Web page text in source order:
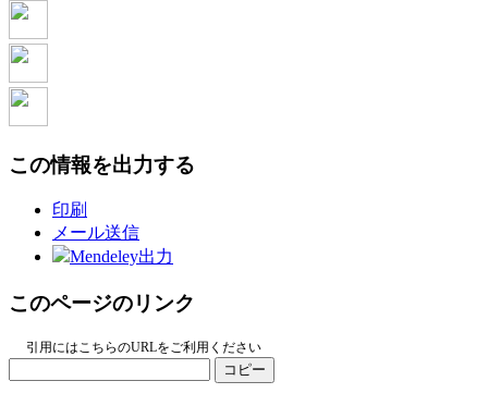
この情報を出力する
印刷
メール送信
Mendeley出力
このページのリンク
引用にはこちらのURLをご利用ください
コピー